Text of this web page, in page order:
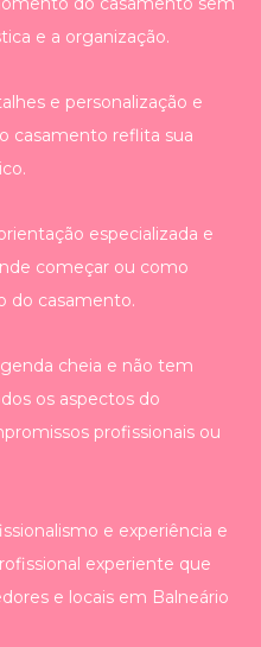
e a organização.
e personalização e
casamento reflita sua
especializada e
começar ou como
do casamento.
cheia e não tem
os aspectos do
profissionais ou
e experiência e
experiente que
e locais em Balneário